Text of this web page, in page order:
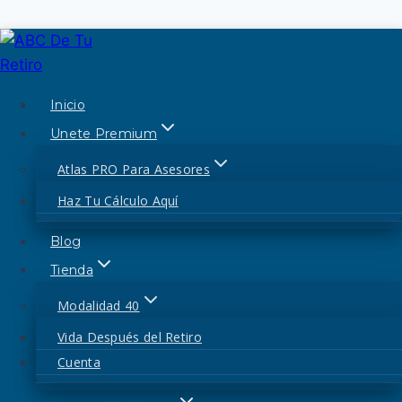
Saltar
al
Inicio
Unete Premium
Atlas PRO Para Asesores
Haz Tu Cálculo Aquí
Blog
Tienda
Modalidad 40
Vida Después del Retiro
Cuenta
Quienes Somos
Candidatos Para Aplicar
Modalidad 40
2023
Quienes Somos Candidatos Para Aplicar
Modalidad 40. El día de hoy les traigo un